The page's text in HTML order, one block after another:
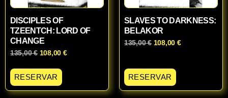
DISCIPLES OF
TZEENTCH: LORD OF
CHANGE
135,00€ 108,00 €
RESERVAR
SLAVES TO DARKNESS:
BELAKOR
135,00€ 108,00 €
RESERVAR